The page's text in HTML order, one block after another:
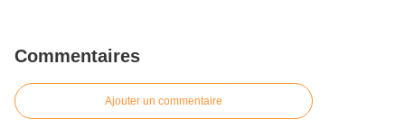
Commentaires
Ajouter un commentaire